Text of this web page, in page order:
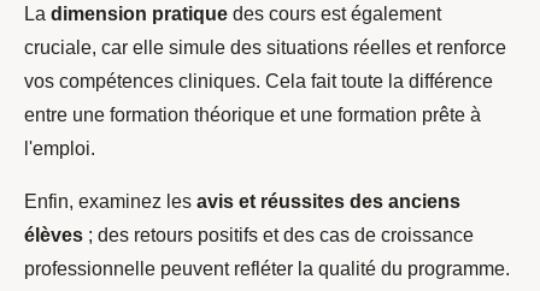
La dimension pratique des cours est également
cruciale, car elle simule des situations réelles et renforce
vos compétences cliniques. Cela fait toute la différence
entre une formation théorique et une formation prête à
l'emploi.
Enfin, examinez les avis et réussites des anciens
élèves ; des retours positifs et des cas de croissance
professionnelle peuvent refléter la qualité du programme.